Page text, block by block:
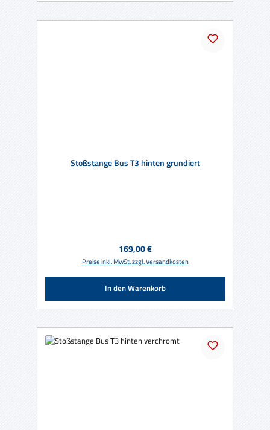
Stoßstange Bus T3 hinten grundiert
Regulärer Preis:
169,00 €
Preise inkl. MwSt. zzgl. Versandkosten
In den Warenkorb